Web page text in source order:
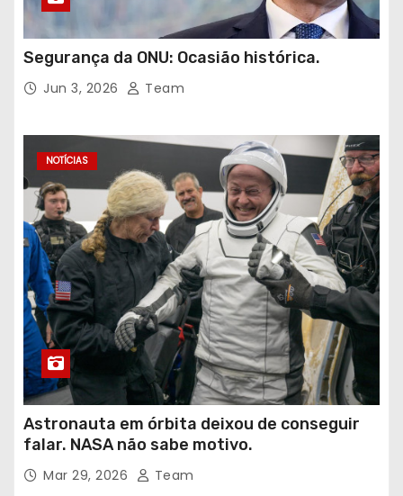
Segurança da ONU: Ocasião histórica.
Jun 3, 2026 Team
NOTÍCIAS
Astronauta em órbita deixou de conseguir
falar. NASA não sabe motivo.
Mar 29, 2026 Team